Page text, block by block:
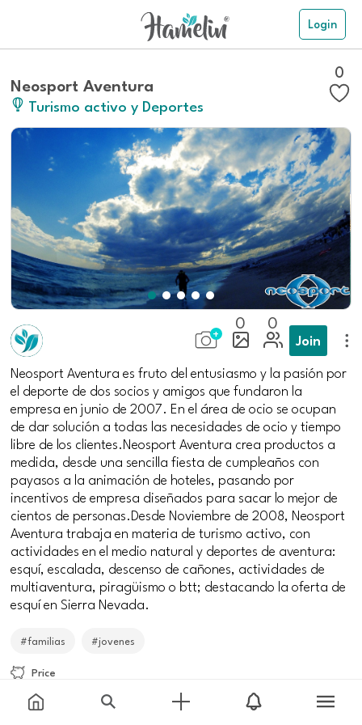
Login
Neosport Aventura
Turismo activo y Deportes
0
0 0
Join
Neosport Aventura es fruto del entusiasmo y la pasión por
el deporte de dos socios y amigos que fundaron la
empresa en junio de 2007. En el área de ocio se ocupan
de dar solución a todas las necesidades de ocio y tiempo
libre de los clientes.Neosport Aventura crea productos a
medida, desde una sencilla fiesta de cumpleaños con
payasos a la animación de hoteles, pasando por
incentivos de empresa diseñados para sacar lo mejor de
cientos de personas.Desde Noviembre de 2008, Neosport
Aventura trabaja en materia de turismo activo, con
actividades en el medio natural y deportes de aventura:
esquí, escalada, descenso de cañones, actividades de
multiaventura, piragüismo o btt; destacando la oferta de
esquí en Sierra Nevada.
#familias #jovenes
Price
Free